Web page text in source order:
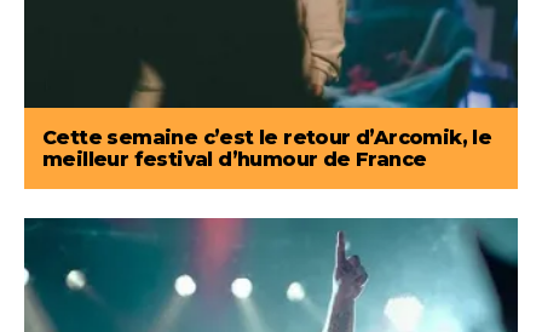
Cette semaine c’est le retour d’Arcomik, le
meilleur festival d’humour de France